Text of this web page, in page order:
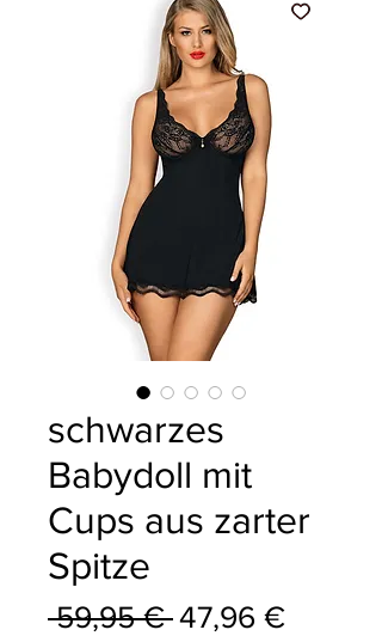
schwarzes
Babydoll mit
Cups aus zarter
Spitze
59,95 € Standardpreis
47,96 €Sale-